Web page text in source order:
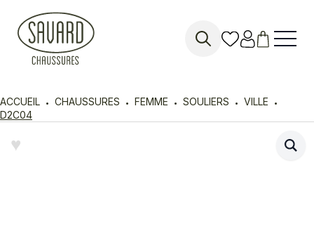
ACCUEIL CHAUSSURES FEMME SOULIERS
VILLE
D2C04
♥︎